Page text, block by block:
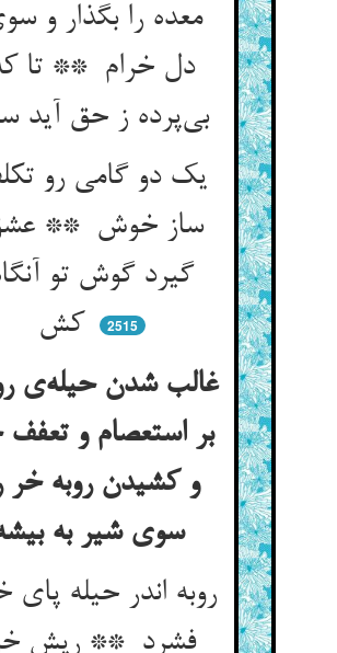
معده را بگذار و
دل خرام ** تا
بی‌پرده ز حق آید سلام
یک دو گامی رو
ساز خوش **
گیرد گوش تو
2515
غالب شدن حیله‌ی
بر استعصام و تعفف
و کشیدن روبه خر
سوی شیر به بیشه
روبه اندر حیله پای
فشرد ** ریش